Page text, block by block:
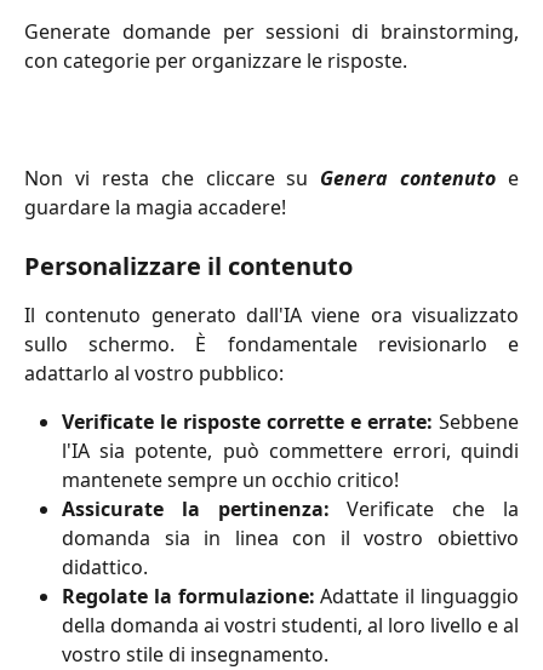
Generate domande per sessioni di brainstorming,
con categorie per organizzare le risposte.
Non vi resta che cliccare su Genera contenuto e
guardare la magia accadere!
Personalizzare il contenuto
Il contenuto generato dall'IA viene ora visualizzato
sullo schermo. È fondamentale revisionarlo e
adattarlo al vostro pubblico:
Verificate le risposte corrette e errate: Sebbene
l'IA sia potente, può commettere errori, quindi
mantenete sempre un occhio critico!
Assicurate la pertinenza: Verificate che la
domanda sia in linea con il vostro obiettivo
didattico.
Regolate la formulazione: Adattate il linguaggio
della domanda ai vostri studenti, al loro livello e al
vostro stile di insegnamento.